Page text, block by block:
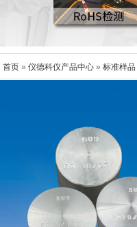
首页 » 仪德科仪产品中心 » 标准样品